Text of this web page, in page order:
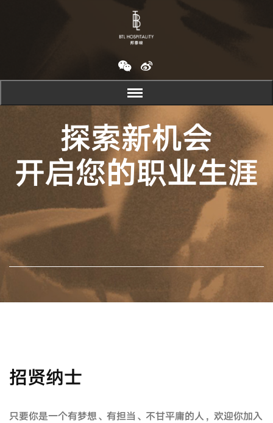
探索新机会
开启您的职业生涯
招贤纳士
只要你是一个有梦想、有担当、不甘平庸的人，欢迎你加入